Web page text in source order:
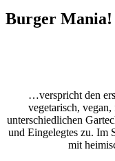
Burger Mania!
…verspricht den
vegetarisch,
unterschiedlichen
und Eingelegtes zu. Im
mit